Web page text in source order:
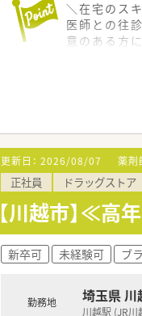
＼在宅のス
医師との往
意のある方
【店舗情報
■埼玉県川
■処方箋の
■応需科目
【法人特徴に
■埼玉県内に
■外来調剤の
■一包化監査
【想定される
■店舗内にお
■居宅や高齢
■医師の往
更新日： 2026/08/07 薬剤
正社員 ドラッグストア
【川越市】≪
新卒可 未経験可 ブ
勤務地 埼玉県 川
川越駅 (JR川